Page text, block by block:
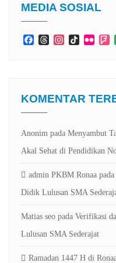
MEDIA SOSIAL
FacebookThreadsInstagramTikTokFlickr
KOMENTAR
Anonim pada Menyambut
Akal Sehat di Pendidikan
admin PKBM Ronaa pada
Didik Lulusan SMA
Matias seo pada Verifikasi
Lulusan SMA Sederajat
Ramadan 1447 H di